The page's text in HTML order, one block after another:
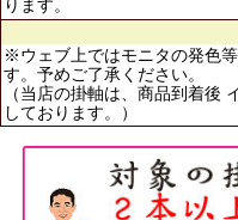
ります。
※ウェブ上ではモニタの発色
す。予めご了承ください。
（当店の掛軸は、商品到着後
しております。）